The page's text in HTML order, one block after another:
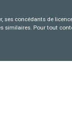
ses concédants de
similaires. Pour tout